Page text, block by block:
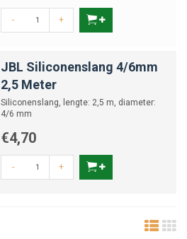
- +
JBL Siliconenslang 4/6mm
2,5 Meter
Siliconenslang, lengte: 2,5 m, diameter:
4/6 mm
€4,70
- +